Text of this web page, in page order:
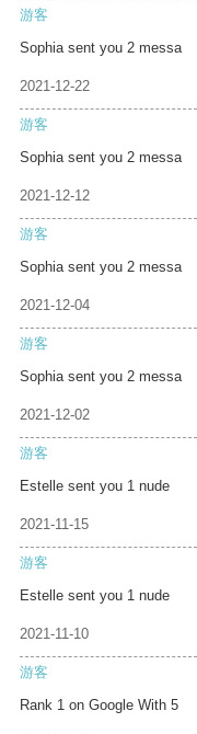
游客
Sophia sent you 2 messa
2021-12-22
游客
Sophia sent you 2 messa
2021-12-12
游客
Sophia sent you 2 messa
2021-12-04
游客
Sophia sent you 2 messa
2021-12-02
游客
Estelle sent you 1 nude
2021-11-15
游客
Estelle sent you 1 nude
2021-11-10
游客
Rank 1 on Google With 5